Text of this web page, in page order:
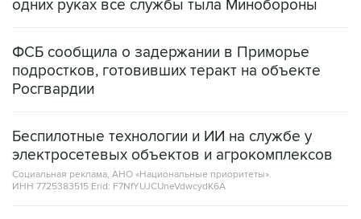
одних руках все службы тыла Минобороны
ФСБ сообщила о задержании в Приморье
подростков, готовивших теракт на объекте
Росгвардии
Беспилотные технологии и ИИ на службе у
электросетевых объектов и агрокомплексов
Социальная реклама, АНО «Национальные приоритеты».
ИНН 7725383515 Erid: F7NfYUJCUneVdwcydK6A